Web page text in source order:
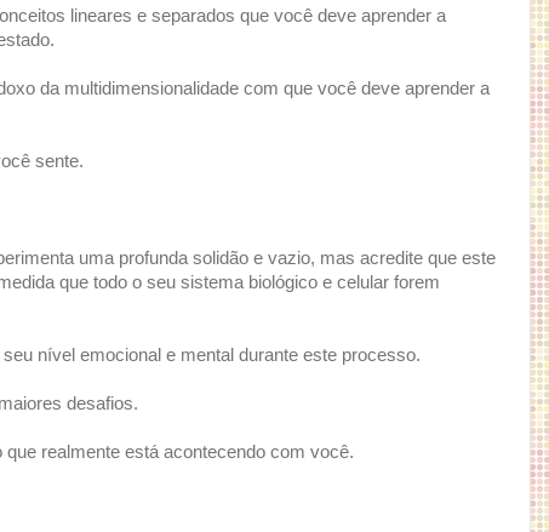
lineares e separados que você deve aprender a
da multidimensionalidade com que você deve aprender a
sente.
uma profunda solidão e vazio, mas acredite que este
que todo o seu sistema biológico e celular forem
nível emocional e mental durante este processo.
desafios.
que realmente está acontecendo com você.